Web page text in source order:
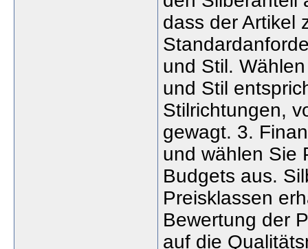
dass der Artikel
und Stil.
und Stil
Stilrichtungen,
gewagt. 3.
und wählen Sie
Budgets aus.
Preisklassen
Bewertung der
auf die